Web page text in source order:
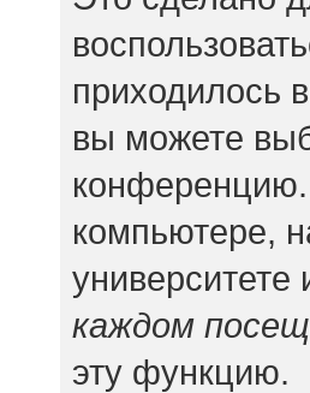
приходилось
вы можете
компьютере,
университете
каждом
эту функцию.